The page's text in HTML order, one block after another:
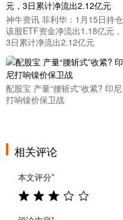
神牛资讯 菲利华：1月15日持仓
该股ETF资金净流出1.18亿元，
3日累计净流出2.12亿元
配股宝 产量“腰斩式”收紧? 印尼
打响镍价保卫战
相关评论
本文评分*